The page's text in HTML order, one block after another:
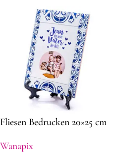
Fliesen Bedrucken 20×25 cm
Wanapix